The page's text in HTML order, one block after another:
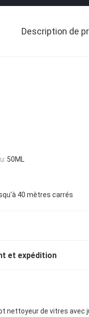
Description de
50ML
40 mètres carrés
et expédition
nettoyeur de vitres